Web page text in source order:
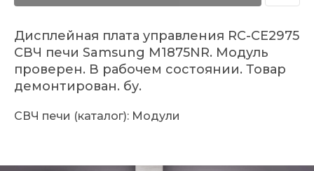
Дисплейная плата управления RC-CE2975
СВЧ печи Samsung M1875NR. Модуль
проверен. В рабочем состоянии. Товар
демонтирован. бу.
СВЧ печи (каталог): Модули